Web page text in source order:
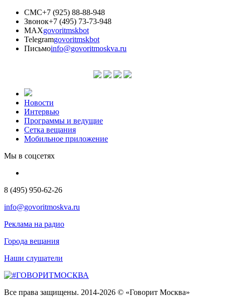
СМС+7 (925) 88-88-948
Звонок+7 (495) 73-73-948
MAXgovoritmskbot
Telegramgovoritmskbot
Письмоinfo@govoritmoskva.ru
Новости
Интервью
Программы и ведущие
Сетка вещания
Мобильное приложение
Мы в соцсетях
8 (495) 950-62-26
info@govoritmoskva.ru
Реклама на радио
Города вещания
Наши слушатели
Все права защищены. 2014-2026 © «Говорит Москва»